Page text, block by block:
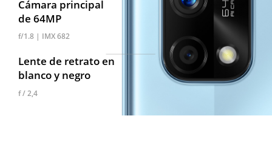
Lente de retratoen
blanco y negro
f / 2,4
Cámara principal
de 64MP
f/1.8 | IMX 682